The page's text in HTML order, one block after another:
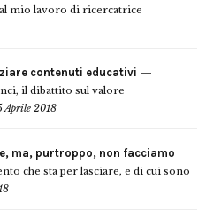
mio lavoro di ricercatrice
contenuti educativi
il dibattito sul valore
Aprile 2018
ma, purtroppo, non facciamo
che sta per lasciare, e di cui sono